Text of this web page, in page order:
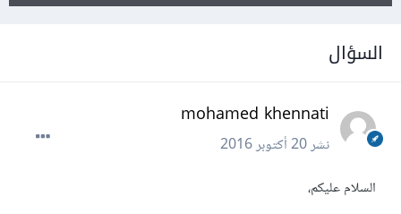
السؤال
mohamed khennati
نشر20 أكتوبر 2016
السلام عليكم،